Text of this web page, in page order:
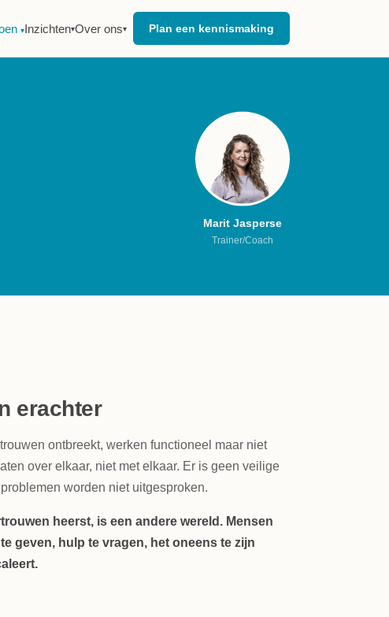
▾Inzichten▾Over ons▾ Plan een kennismaking
Marit Jasperse
Trainer/Coach
erachter
ontbreekt, werken functioneel maar niet
over elkaar, niet met elkaar. Er is geen veilige
worden niet uitgesproken.
heerst, is een andere wereld. Mensen
geven, hulp te vragen, het oneens te zijn